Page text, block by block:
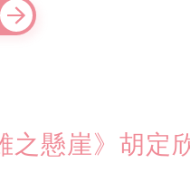
之懸崖》胡